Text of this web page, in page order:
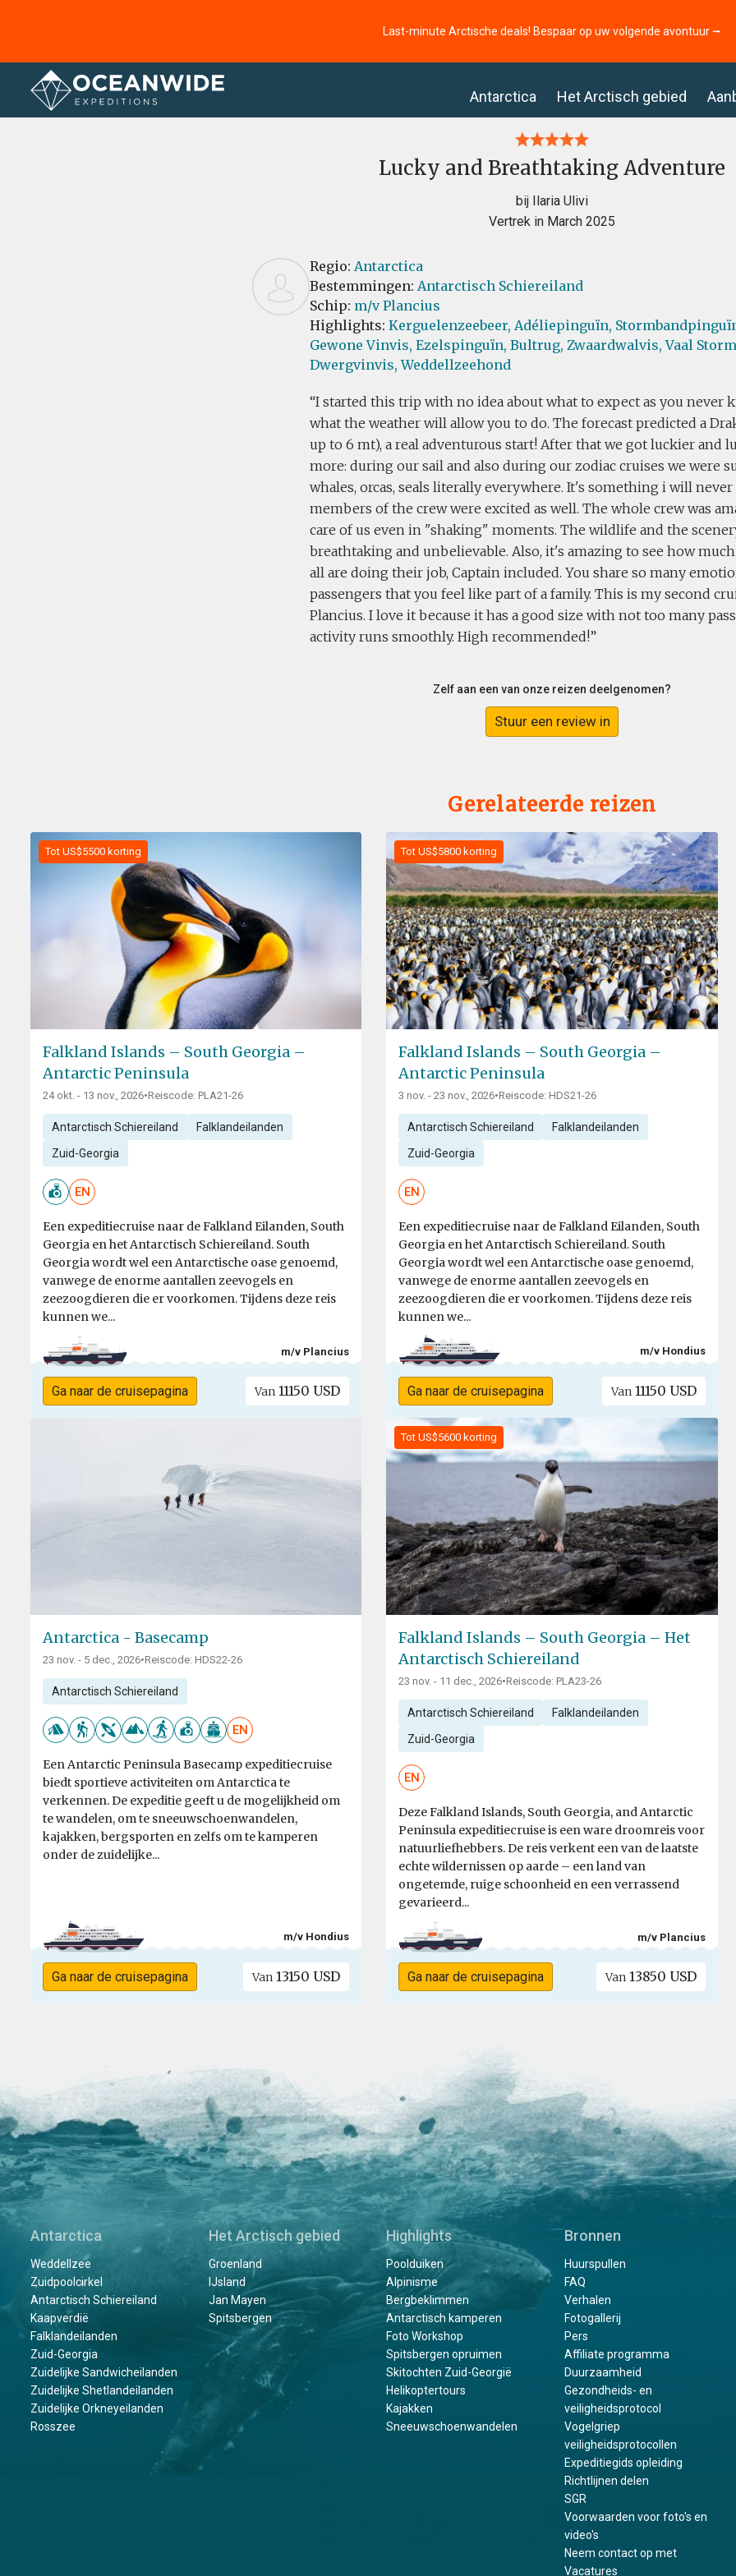
Last-minute Arctische deals! Bespaar op uw volgende avontuur ⭢
Antarctica Het Arctisch gebied
Home Recensies
Lucky and Breathtaking Adventure
bij Ilaria Ulivi
Vertrek in March 2025
Regio: Antarctica
Bestemmingen: Antarctisch Schiereiland
Schip: m/v Plancius
Highlights: Kerguelenzeebeer, Adéliepinguïn,
Gewone Vinvis, Ezelspinguïn, Bultrug, Zwaardwalvis, Vaal
Dwergvinvis, Weddellzeehond
I started this trip with no idea about what to expect as you never
what the weather will allow you to do. The forecast predicted a
up to 6 mt), a real adventurous start! After that we got luckier and
more: during our sail and also during our zodiac cruises we were
whales, orcas, seals literally everywhere. It's something i will
members of the crew were excited as well. The whole crew was
care of us even in "shaking" moments. The wildlife and the
breathtaking and unbelievable. Also, it's amazing to see how
all are doing their job, Captain included. You share so many
passengers that you feel like part of a family. This is my second
Plancius. I love it because it has a good size with not too many
activity runs smoothly. High recommended!
Zelf aan een van onze reizen deelgenomen?
Stuur een review in
Gerelateerde reizen
Tot US$5500 korting
Falkland Islands – South Georgia –
Antarctic Peninsula
24 okt. - 13 nov., 2026•Reiscode: PLA21-26
Antarctisch Schiereiland Falklandeilanden
Zuid-Georgia
EN
Een expeditiecruise naar de Falkland Eilanden, South
Georgia en het Antarctisch Schiereiland. South
Georgia wordt wel een Antarctische oase genoemd,
vanwege de enorme aantallen zeevogels en
zeezoogdieren die er voorkomen. Tijdens deze reis
kunnen we...
m/v Plancius
Ga naar de cruisepagina Van 11150 USD
Tot US$5800 korting
Falkland Islands – South Georgia –
Antarctic Peninsula
3 nov. - 23 nov., 2026•Reiscode: HDS21-26
Antarctisch Schiereiland Falklandeilanden
Zuid-Georgia
EN
Een expeditiecruise naar de Falkland Eilanden, South
Georgia en het Antarctisch Schiereiland. South
Georgia wordt wel een Antarctische oase genoemd,
vanwege de enorme aantallen zeevogels en
zeezoogdieren die er voorkomen. Tijdens deze reis
kunnen we...
m/v Hondius
Ga naar de cruisepagina Van11150 USD
Antarctica - Basecamp
23 nov. - 5 dec., 2026•Reiscode: HDS22-26
Antarctisch Schiereiland
EN
Een Antarctic Peninsula Basecamp expeditiecruise
biedt sportieve activiteiten om Antarctica te
verkennen. De expeditie geeft u de mogelijkheid om
te wandelen, om te sneeuwschoenwandelen,
kajakken, bergsporten en zelfs om te kamperen
onder de zuidelijke...
m/v Hondius
Ga naar de cruisepagina Van 13150 USD
Tot US$5600 korting
Falkland Islands – South Georgia – Het
Antarctisch Schiereiland
23 nov. - 11 dec., 2026•Reiscode: PLA23-26
Antarctisch Schiereiland Falklandeilanden
Zuid-Georgia
EN
Deze Falkland Islands, South Georgia, and Antarctic
Peninsula expeditiecruise is een ware droomreis voor
natuurliefhebbers. De reis verkent een van de laatste
echte wildernissen op aarde – een land van
ongetemde, ruige schoonheid en een verrassend
gevarieerd...
m/v Plancius
Ga naar de cruisepagina Van13850 USD
Antarctica
Weddellzee
Zuidpoolcirkel
Antarctisch Schiereiland
Kaapverdië
Falklandeilanden
Zuid-Georgia
Zuidelijke Sandwicheilanden
Zuidelijke Shetlandeilanden
Zuidelijke Orkneyeilanden
Rosszee
Het Arctisch gebied
Groenland
IJsland
Jan Mayen
Spitsbergen
Highlights
Poolduiken
Alpinisme
Bergbeklimmen
Antarctisch kamperen
Foto Workshop
Spitsbergen opruimen
Skitochten Zuid-Georgië
Helikoptertours
Kajakken
Sneeuwschoenwandelen
Bronnen
Huurspullen
FAQ
Verhalen
Fotogallerij
Pers
Affiliate programma
Duurzaamheid
Gezondheids- en
veiligheidsprotocol
Vogelgriep
veiligheidsprotocollen
Expeditiegids opleiding
Richtlijnen delen
SGR
Voorwaarden voor foto's en
video's
Neem contact op met
Vacatures